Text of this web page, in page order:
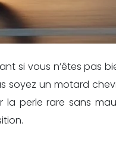
si vous n’êtes pas
soyez un motard
perle rare sans